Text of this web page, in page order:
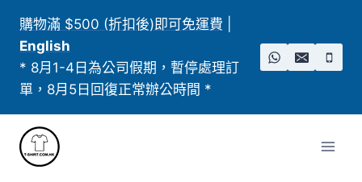
content
購物滿 $500 (折扣後)即可免運費
English
* 8月1-4日為公司假期，暫停處理訂
單，8月5日回復正常辦公時間 *